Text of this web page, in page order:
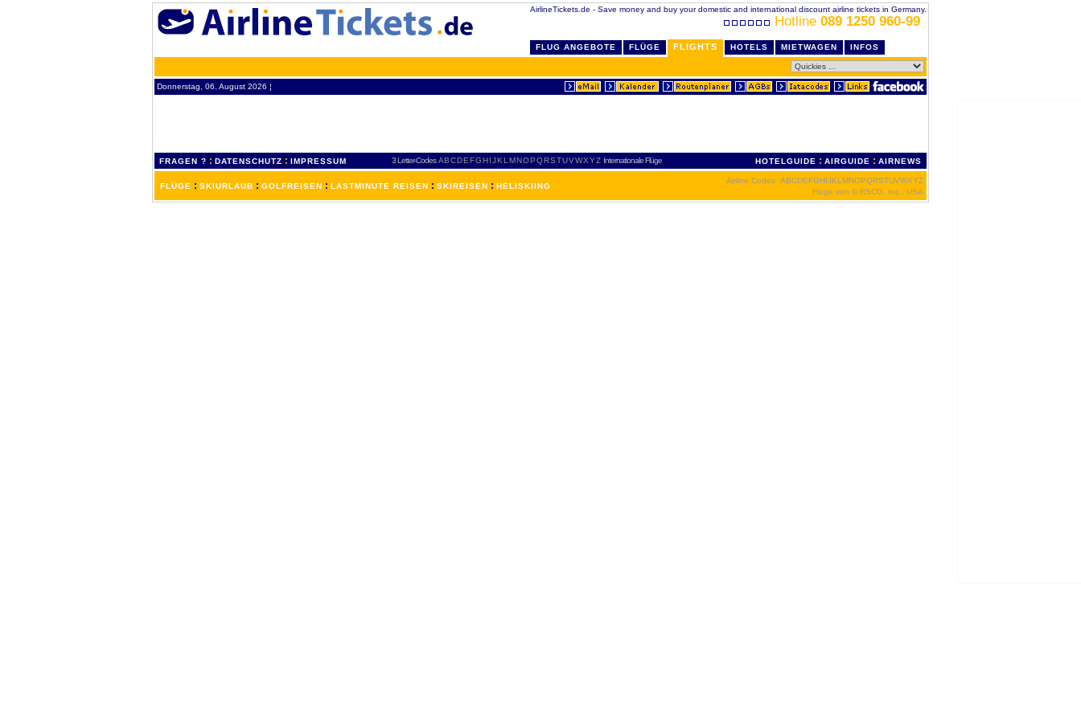
AirlineTickets.de - Save money and buy your domestic and international discount airline tickets in Germany.
Hotline 089 1250 960-99
FLUG ANGEBOTE FLÜGE FLIGHTS HOTELS MIETWAGEN INFOS
Donnerstag, 06. August 2026 ¦
FRAGEN ? : DATENSCHUTZ : IMPRESSUM 3 Letter-Codes ABCDEFGH IJKL MNOPQRSTUVWXYZ Internationale Flüge HOTELGUIDE : AIRGUIDE : AIRNEWS
FLÜGE : SKIURLAUB : GOLFREISEN : LASTMINUTE REISEN : SKIREISEN : HELISKIING
Airline Codes ABCDEFGHIJKL MNOPQRSTUVWXYZ
Flüge von © RSCG, Inc., USA